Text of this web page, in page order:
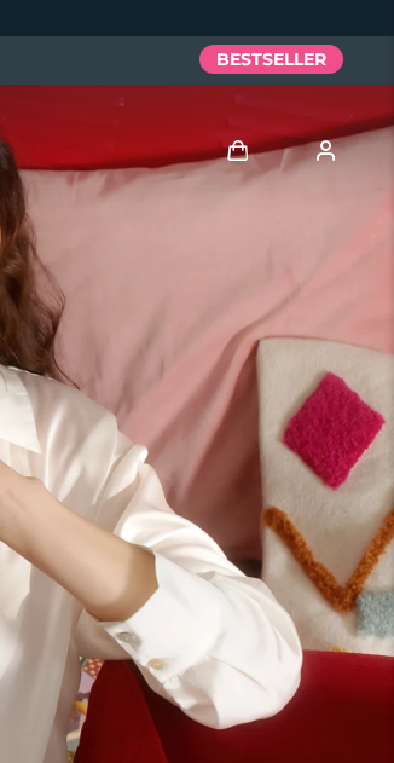
BESTSELLER
Profilo utente
I miei dispositivi
I miei ordini
I miei indirizzi
I miei abbonamenti